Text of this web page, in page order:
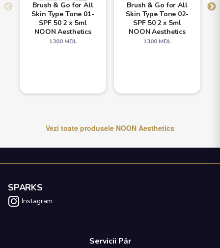
Brush & Go for All
Skin Type Tone 01-
SPF 50 2 x 5ml
NOON Aesthetics
1300MDL
Brush & Go for All
Skin Type Tone 02-
SPF 50 2 x 5ml
NOON Aesthetics
1300MDL
Vezi toate produsele NOON Aesthetics
SPARKS
Instagram
Servicii Păr